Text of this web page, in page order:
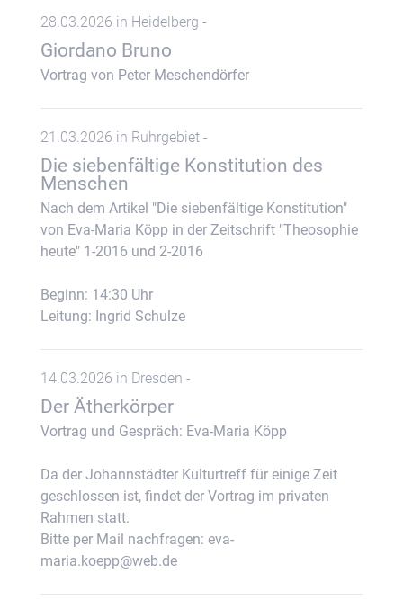
28.03.2026 in Heidelberg -
Giordano Bruno
Vortrag von Peter Meschendörfer
21.03.2026 in Ruhrgebiet -
Die siebenfältige Konstitution des
Menschen
Nach dem Artikel "Die siebenfältige Konstitution"
von Eva-Maria Köpp in der Zeitschrift "Theosophie
heute" 1-2016 und 2-2016
Beginn: 14:30 Uhr
Leitung: Ingrid Schulze
14.03.2026 in Dresden -
Der Ätherkörper
Vortrag und Gespräch: Eva-Maria Köpp
Da der Johannstädter Kulturtreff für einige Zeit
geschlossen ist, findet der Vortrag im privaten
Rahmen statt.
Bitte per Mail nachfragen: eva-
maria.koepp@web.de